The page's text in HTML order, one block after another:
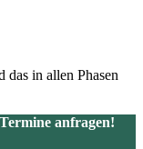
das in allen Phasen
anfragen!